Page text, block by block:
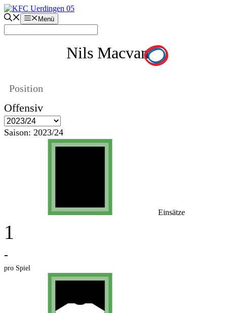
Zum
Inhalt
springen
Menü
Nils Macvan
Position
Offensiv
Saison: 2023/24
Einsätze
1
-
pro Spiel